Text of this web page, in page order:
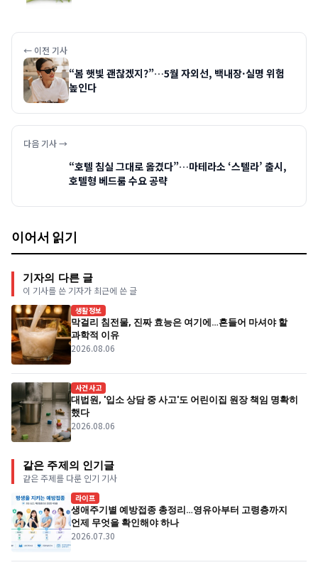
← 이전 기사
“봄 햇빛 괜찮겠지?”…5월 자외선, 백내장·실명 위험
높인다
다음 기사 →
“호텔 침실 그대로 옮겼다”…마테라소 ‘스텔라’ 출시,
호텔형 베드룸 수요 공략
이어서 읽기
기자의 다른 글
이 기사를 쓴 기자가 최근에 쓴 글
생활정보
막걸리 침전물, 진짜 효능은 여기에…흔들어 마셔야 할
과학적 이유
2026.08.06
사건사고
대법원, '입소 상담 중 사고'도 어린이집 원장 책임 명확히
했다
2026.08.06
같은 주제의 인기글
같은 주제를 다룬 인기 기사
라이프
생애주기별 예방접종 총정리…영유아부터 고령층까지
언제 무엇을 확인해야 하나
2026.07.30